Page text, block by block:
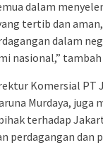
dalam
tertib dan
dalam
nasional,” tambah
Komersial PT
Murdaya, juga
terhadap
perdagangan dan